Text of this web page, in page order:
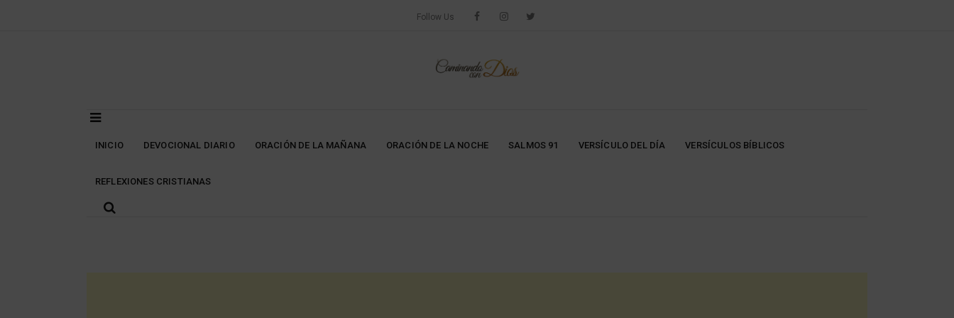
Follow Us
INICIO DEVOCIONAL DIARIO ORACIÓN DE LA MAÑANA ORACIÓN DE LA NOCHE SALMOS 91 VERSÍCULO DEL DÍA VERSÍCULOS BÍBLICOS
REFLEXIONES CRISTIANAS